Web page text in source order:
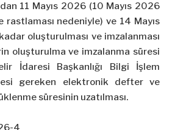
11 Mayıs 2026 (10 Mayıs 2026
nedeniyle) ve 14 Mayıs
oluşturulması ve imzalanması
oluşturulma ve imzalanma süresi
İdaresi Başkanlığı Bilgi İşlem
gereken elektronik defter ve
süresinin uzatılması.
4